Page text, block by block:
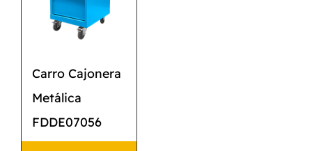
Carro Cajonera
Metálica
FDDE07056